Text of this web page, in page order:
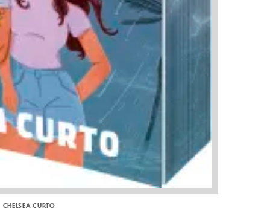
CHELSEA CURTO